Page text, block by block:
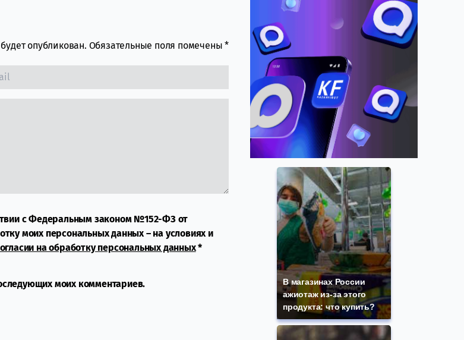
опубликован. Обязательные поля помечены*
с Федеральным законом №152-ФЗ от
моих персональных данных – на условиях и
на обработку персональных данных*
моих комментариев.
В магазинах России
ажиотаж из-за этого
продукта: что купить?